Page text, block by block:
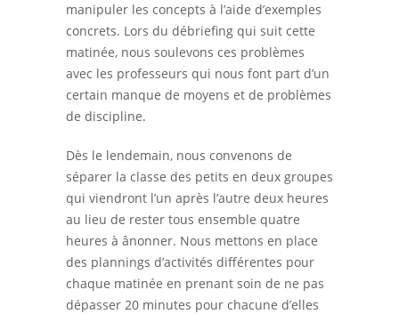
manipuler les concepts à l’aide d’exemples
concrets. Lors du débriefing qui suit cette
matinée, nous soulevons ces problèmes
avec les professeurs qui nous font part d’un
certain manque de moyens et de problèmes
de discipline.
Dès le lendemain, nous convenons de
séparer la classe des petits en deux groupes
qui viendront l’un après l’autre deux heures
au lieu de rester tous ensemble quatre
heures à ânonner. Nous mettons en place
des plannings d’activités différentes pour
chaque matinée en prenant soin de ne pas
dépasser 20 minutes pour chacune d’elles